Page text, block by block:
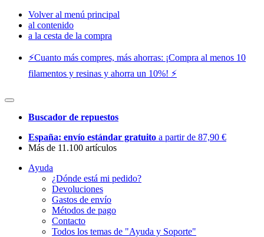
Volver al menú principal
al contenido
a la cesta de la compra
⚡️Cuanto más compres, más ahorras: ¡Compra al menos 10
filamentos y resinas y ahorra un 10%! ⚡️
Buscador de repuestos
España: envío estándar gratuito a partir de 87,90 €
Más de 11.100 artículos
Ayuda
¿Dónde está mi pedido?
Devoluciones
Gastos de envío
Métodos de pago
Contacto
Todos los temas de "Ayuda y Soporte"